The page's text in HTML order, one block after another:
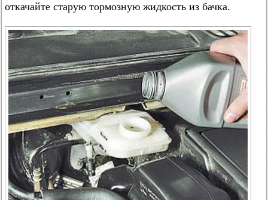
откачайте старую тормозную жидкость из бачка.